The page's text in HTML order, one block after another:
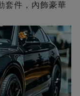
套件，內飾豪華